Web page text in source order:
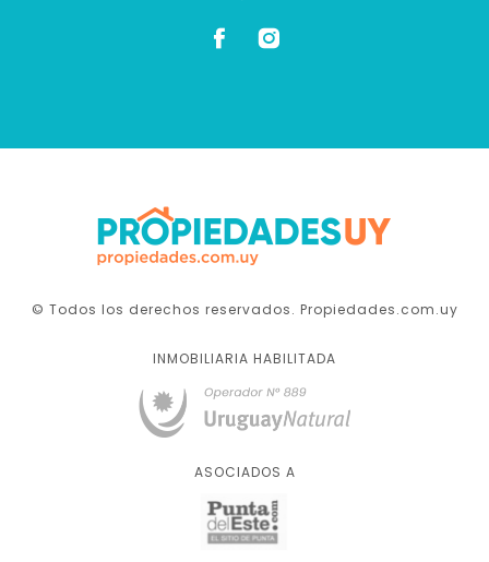
© Todos los derechos reservados. Propiedades.com.uy
INMOBILIARIA HABILITADA
ASOCIADOS A